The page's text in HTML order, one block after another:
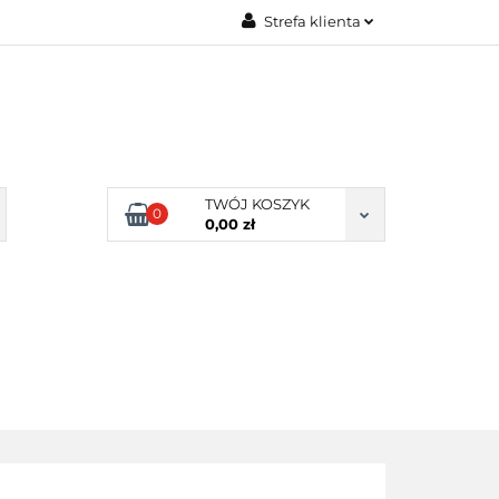
Strefa klienta
0
TWÓJ KOSZYK
0,00 zł